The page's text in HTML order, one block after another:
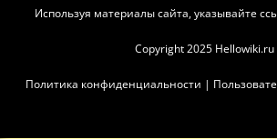
Используя материалы сайта, указывайте
Copyright 2025 Hellowiki.ru
Политика конфиденциальности |